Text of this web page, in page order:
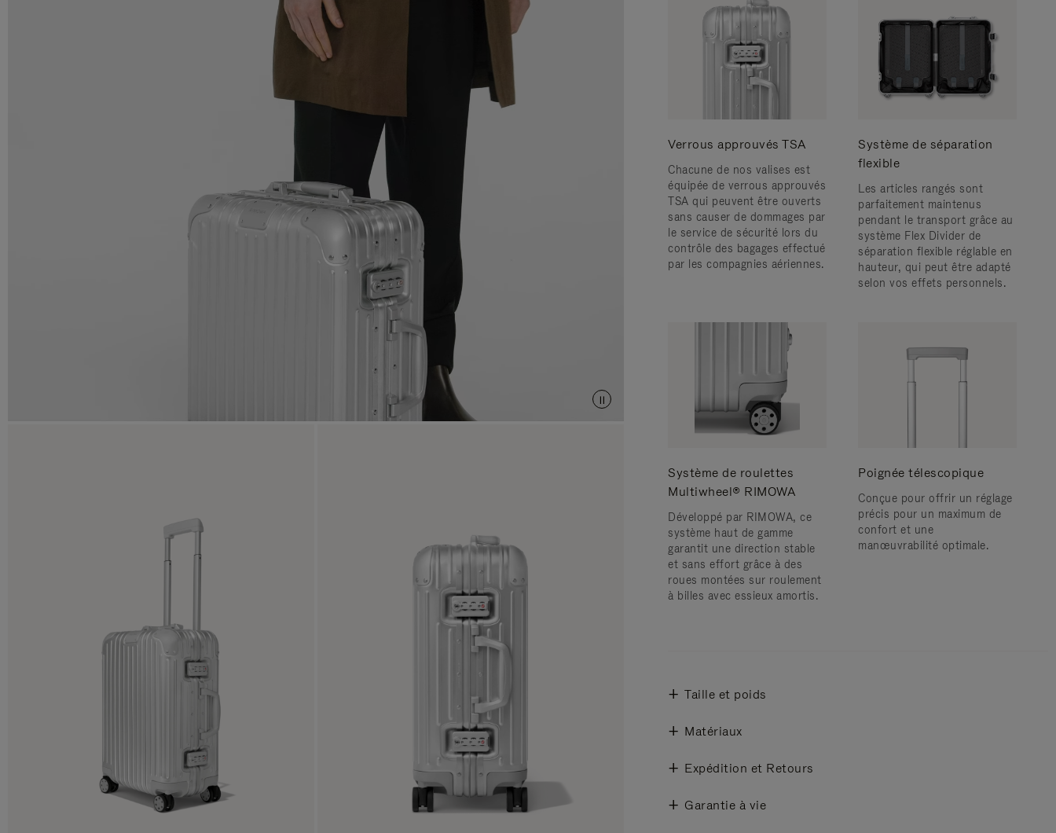
Verrous approuvés TSA
Chacune de nos valises est
équipée de verrous approuvés
TSA qui peuvent être ouverts
sans causer de dommages par
le service de sécurité lors du
contrôle des bagages effectué
par les compagnies aériennes.
Système de séparation
flexible
Les articles rangés sont
parfaitement maintenus
pendant le transport grâce au
système Flex Divider de
séparation flexible réglable en
hauteur, qui peut être adapté
selon vos effets personnels.
Système de roulettes
Multiwheel® RIMOWA
Développé par RIMOWA, ce
système haut de gamme
garantit une direction stable
et sans effort grâce à des
roues montées sur roulement
à billes avec essieux amortis.
Poignée télescopique
Conçue pour offrir un réglage
précis pour un maximum de
confort et une
manœuvrabilité optimale.
Taille et poids
Matériaux
Expédition et Retours
Garantie à vie